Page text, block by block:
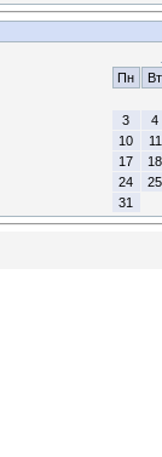
Пн
Вт
3
4
10
11
17
18
24
25
31